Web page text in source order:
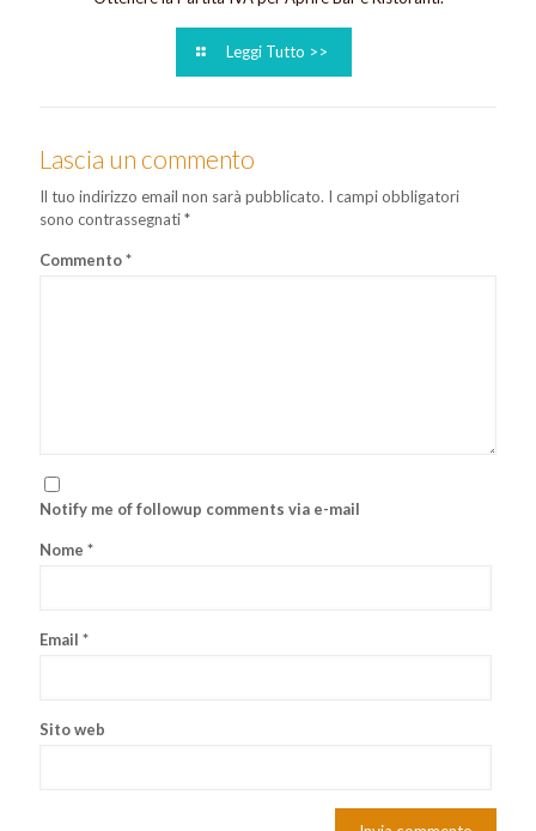
Leggi Tutto >>
Lascia un commento
Il tuo indirizzo email non sarà pubblicato. I campi obbligatori
sono contrassegnati*
Commento*
Notify me of followup comments via e-mail
Nome *
Email *
Sito web